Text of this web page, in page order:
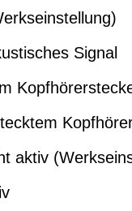
Signal
aktiv